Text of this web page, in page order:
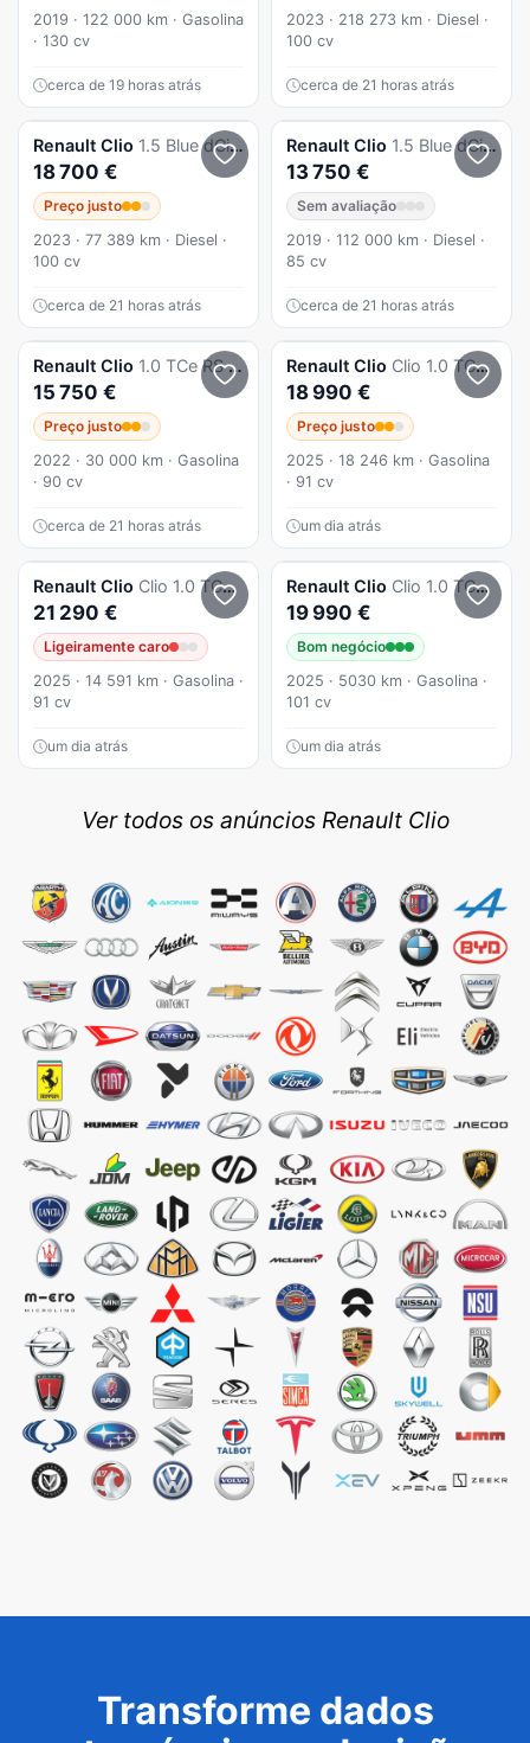
2019 · 122 000 km · Gasolina
· 130 cv
cerca de 19 horas atrás
2023 · 218 273 km · Diesel ·
100 cv
cerca de 21 horas atrás
Renault Clio 1.5 Blue dCi Intens
18 700 €
Preço justo
2023 · 77 389 km · Diesel ·
100 cv
cerca de 21 horas atrás
Renault Clio 1.5 Blue dCi Intens
13 750 €
Sem avaliação
2019 · 112 000 km · Diesel ·
85 cv
cerca de 21 horas atrás
Renault Clio 1.0 TCe RS Line
15 750 €
Preço justo
2022 · 30 000 km · Gasolina
· 90 cv
cerca de 21 horas atrás
Renault Clio Clio 1.0 TCe Techno
18 990 €
Preço justo
2025 · 18 246 km · Gasolina
· 91 cv
um dia atrás
Renault Clio Clio 1.0 TCe Esprit Alpine
21 290 €
Ligeiramente caro
2025 · 14 591 km · Gasolina ·
91 cv
um dia atrás
Renault Clio Clio 1.0 TCe Evolution Bi-Fuel
19 990 €
Bom negócio
2025 · 5030 km · Gasolina ·
101 cv
um dia atrás
Ver todos os anúncios Renault Clio
Transforme dados